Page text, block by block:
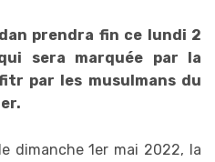
prendra fin ce lundi 2
sera marquée par la
par les musulmans du
dimanche 1er mai 2022, la